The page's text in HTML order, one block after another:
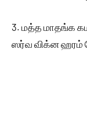
3. மத்த மாதங்க
ஸர்வ விக்ன ஹரம்